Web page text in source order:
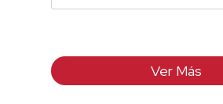
Ver Más